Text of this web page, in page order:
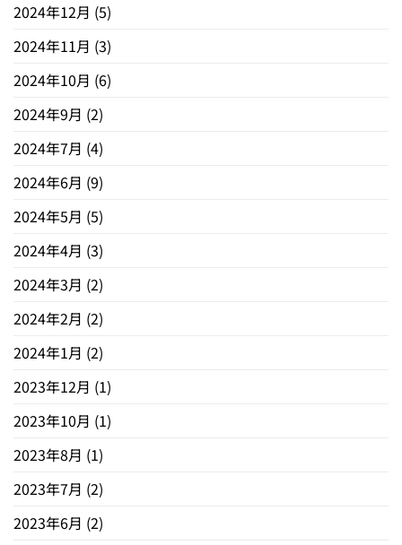
2024年12月 (5)
2024年11月 (3)
2024年10月 (6)
2024年9月 (2)
2024年7月 (4)
2024年6月 (9)
2024年5月 (5)
2024年4月 (3)
2024年3月 (2)
2024年2月 (2)
2024年1月 (2)
2023年12月 (1)
2023年10月 (1)
2023年8月 (1)
2023年7月 (2)
2023年6月 (2)